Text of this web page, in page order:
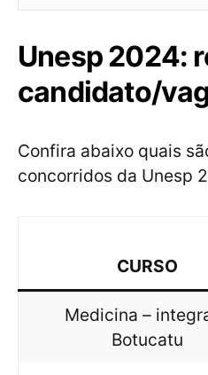
Unesp 2024:
candidato/
Confira abaixo quais
concorridos da Unesp
CURSO
Medicina –
Botucatu